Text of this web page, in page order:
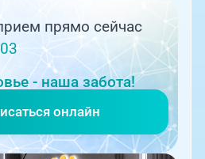
прямо сейчас
- наша забота!
онлайн